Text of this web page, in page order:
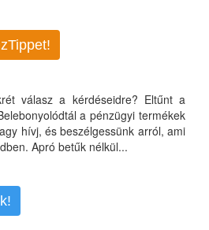
válasz a kérdéseidre? Eltűnt a
a pénzügyi termékek
hívj, és beszélgessünk arról, ami
Apró betűk nélkül...